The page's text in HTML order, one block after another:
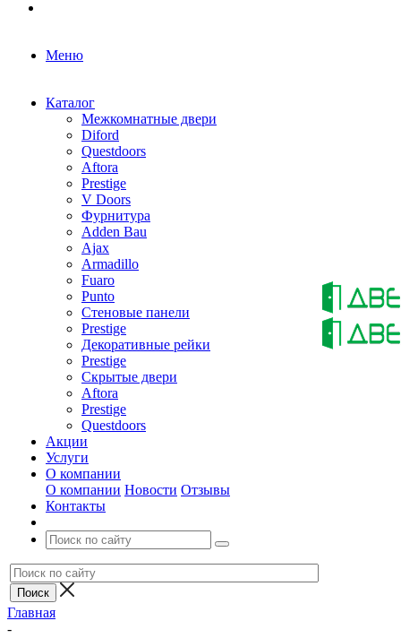
Меню
Каталог
Межкомнатные двери
Diford
Questdoors
Aftora
Prestige
V Doors
Фурнитура
Adden Bau
Ajax
Armadillo
Fuaro
Punto
Стеновые панели
Prestige
Декоративные рейки
Prestige
Скрытые двери
Aftora
Prestige
Questdoors
Акции
Услуги
О компании
О компании Новости Отзывы
Контакты
Главная
-